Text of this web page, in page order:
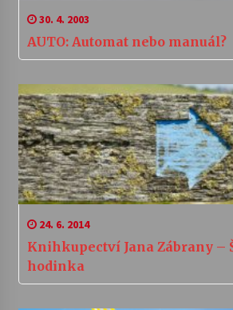
30. 4. 2003
AUTO: Automat nebo manuál?
24. 6. 2014
Knihkupectví Jana Zábrany –
hodinka